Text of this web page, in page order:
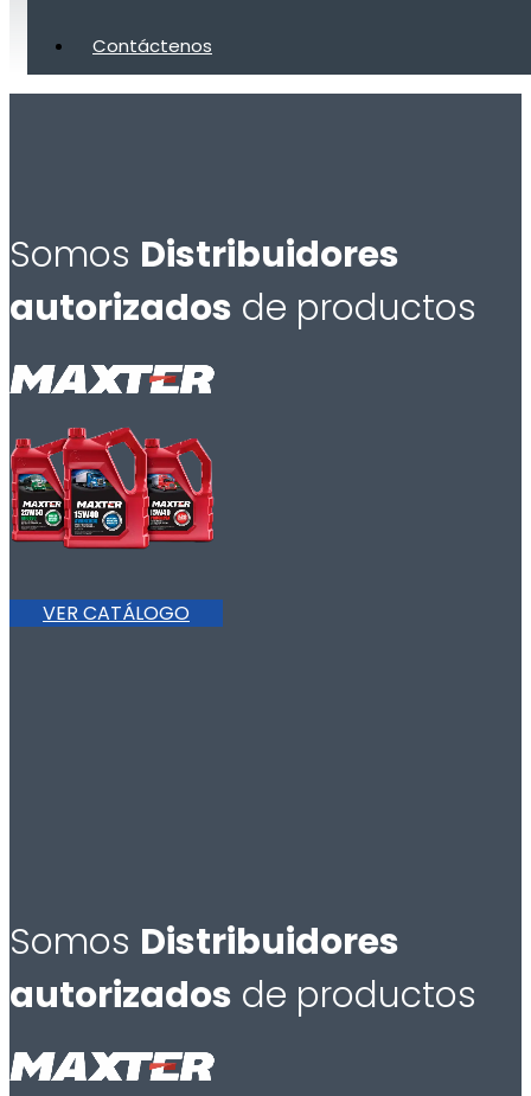
Contáctenos
Somos Distribuidores
autorizados de productos
VER CATÁLOGO
Somos Distribuidores
autorizados de productos